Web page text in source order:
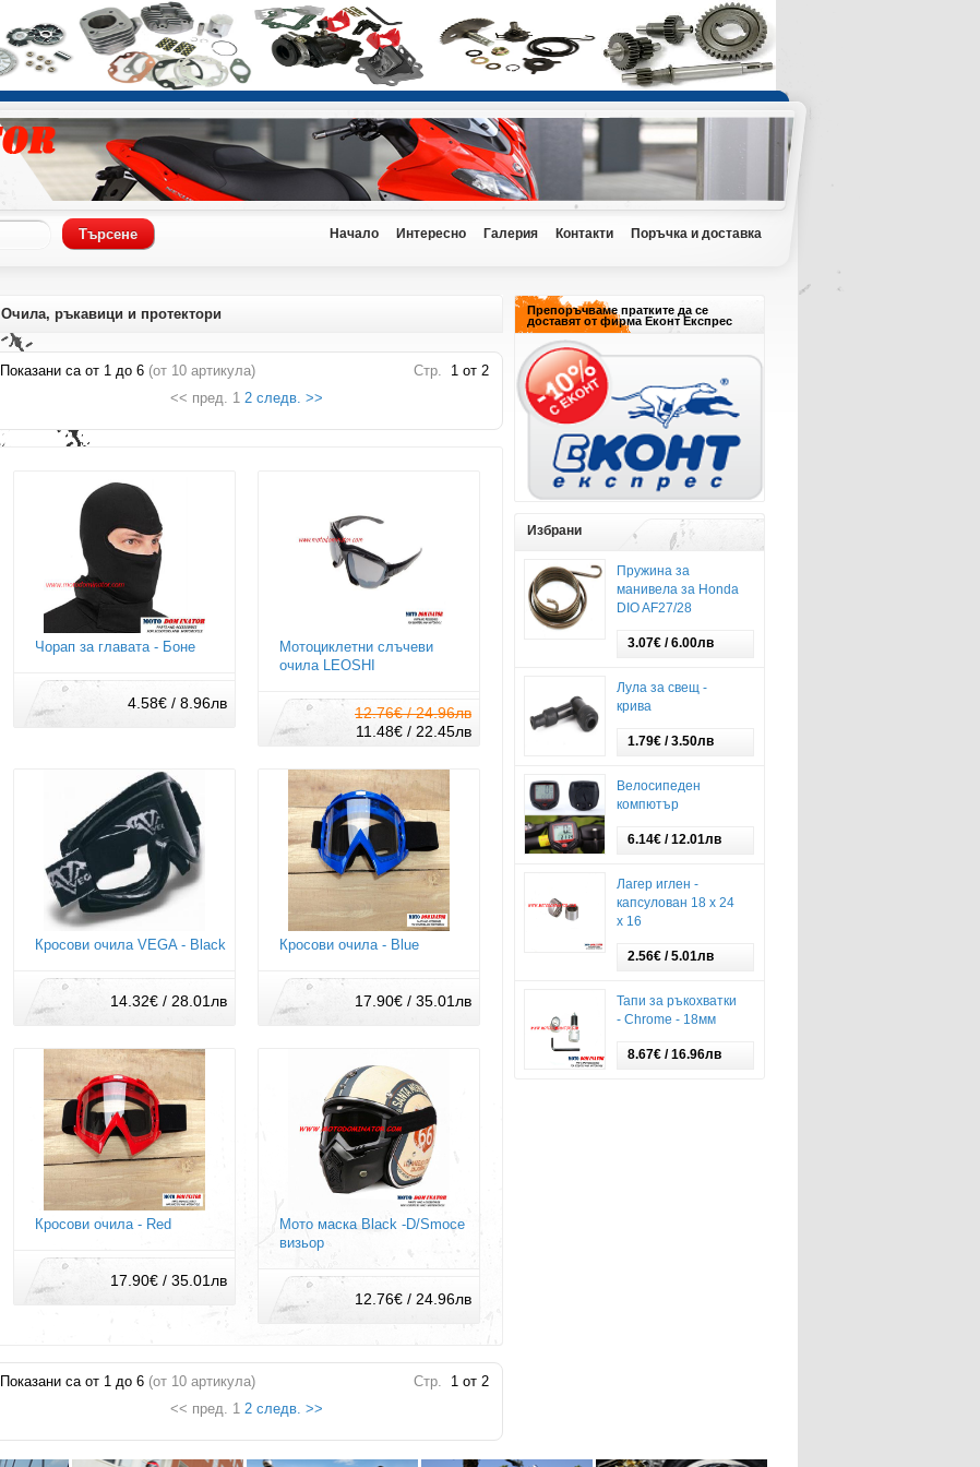
Начало Интересно Галерия Контакти Поръчка и доставка
Очила, ръкавици и протектори
Показани са от 1 до 6 (от 10 артикула) Стр. 1 от 2
<< пред. 1 2 следв. >>
Чорап за главата - Боне
4.58€ / 8.96лв
Мотоциклетни слъчеви
очила LEOSHI
12.76€ / 24.96лв
11.48€ / 22.45лв
Кросови очила VEGA - Black
14.32€ / 28.01лв
Кросови очила - Blue
17.90€ / 35.01лв
Кросови очила - Red
17.90€ / 35.01лв
Мото маска Black -D/Smoce
визьор
12.76€ / 24.96лв
Показани са от 1 до 6 (от 10 артикула) Стр. 1 от 2
<< пред. 1 2 следв. >>
Препоръчваме пратките да се
доставят от фирма Еконт Експрес
Избрани
Пружина за
манивела за Honda
DIO AF27/28
3.07€ / 6.00лв
Лула за свещ -
крива
1.79€ / 3.50лв
Велосипеден
компютър
6.14€ / 12.01лв
Лагер иглен -
капсулован 18 х 24
х 16
2.56€ / 5.01лв
Тапи за ръкохватки
- Chrome - 18мм
8.67€ / 16.96лв